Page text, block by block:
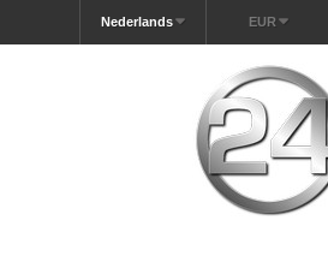
EUR
Nederlands